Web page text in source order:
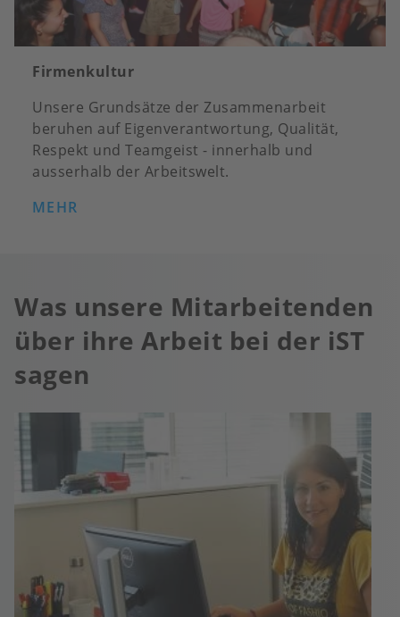
Firmenkultur
Unsere Grundsätze der Zusammenarbeit
beruhen auf Eigenverantwortung, Qualität,
Respekt und Teamgeist - innerhalb und
ausserhalb der Arbeitswelt.
MEHR
Was unsere Mitarbeitenden
über ihre Arbeit bei der iST
sagen